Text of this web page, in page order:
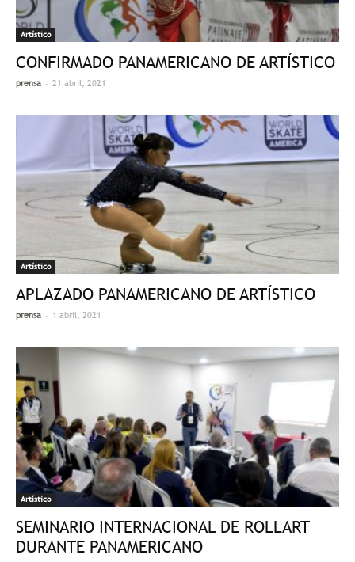
Artístico
CONFIRMADO PANAMERICANO DE ARTÍSTICO
prensa - 21 abril, 2021
Artístico
APLAZADO PANAMERICANO DE ARTÍSTICO
prensa - 1 abril, 2021
Artístico
SEMINARIO INTERNACIONAL DE ROLLART
DURANTE PANAMERICANO